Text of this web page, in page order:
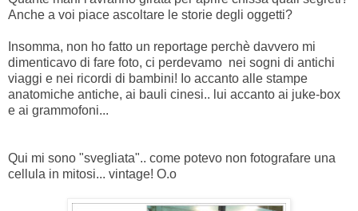
Anche a voi piace ascoltare le storie degli oggetti?
Insomma, non ho fatto un reportage perchè davvero mi
dimenticavo di fare foto, ci perdevamo nei sogni di antichi
viaggi e nei ricordi di bambini! Io accanto alle stampe
anatomiche antiche, ai bauli cinesi.. lui accanto ai juke-box
e ai grammofoni...
Qui mi sono "svegliata".. come potevo non fotografare una
cellula in mitosi... vintage! O.o